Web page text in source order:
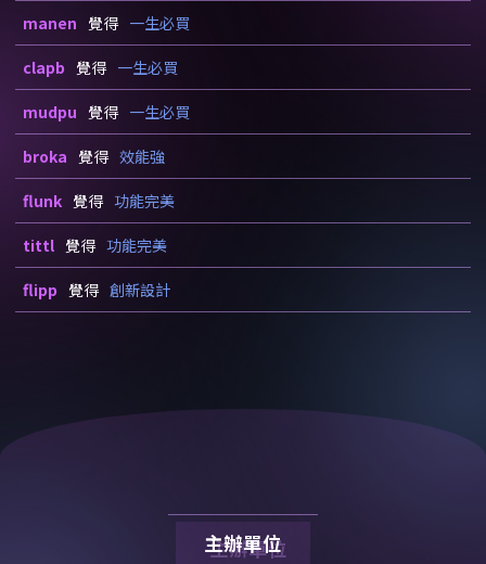
manen 覺得 一生必買
clapb 覺得 一生必買
mudpu 覺得 一生必買
broka 覺得 效能強
flunk 覺得 功能完美
tittl 覺得 功能完美
flipp 覺得 創新設計
主辦單位